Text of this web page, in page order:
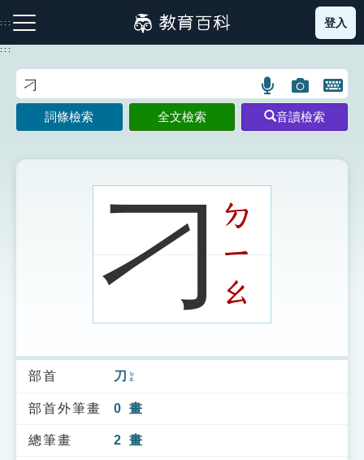
到
主
:::
注音索引圖示 筆畫索引圖示 部首索引表圖示
索引選單
知識索引
單字索引
登入
:::
語
言
搜
示
圖
片
搜
開
鍵
圖
詞條檢索 全文檢索 音讀檢索
刁ㄉ
ㄧ
ㄠ
部首 刀 ㄉㄠ
部首外筆畫 0 畫
總筆畫 2 畫